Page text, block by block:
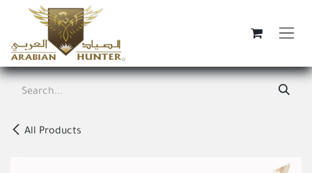
Skip to Content
All Products